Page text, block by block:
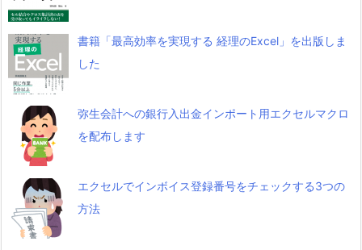
書籍「最高効率を実現する 経理のExcel」を出版しま
した
弥生会計への銀行入出金インポート用エクセルマクロ
を配布します
エクセルでインボイス登録番号をチェックする3つの
方法